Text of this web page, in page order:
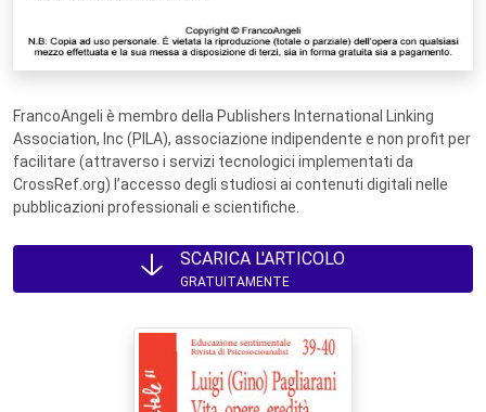
FrancoAngeli è membro della Publishers International Linking
Association, Inc (PILA), associazione indipendente e non profit per
facilitare (attraverso i servizi tecnologici implementati da
CrossRef.org) l’accesso degli studiosi ai contenuti digitali nelle
pubblicazioni professionali e scientifiche.
SCARICA L'ARTICOLO
GRATUITAMENTE